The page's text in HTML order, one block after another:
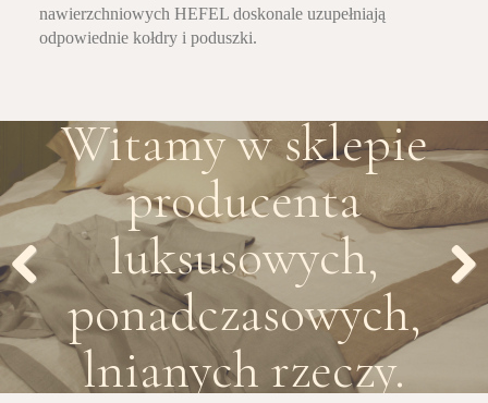
nawierzchniowych HEFEL doskonale uzupełniają
odpowiednie kołdry i poduszki.
Witamy w sklepie
producenta
luksusowych,
ponadczasowych,
lnianych rzeczy.
Previous Next